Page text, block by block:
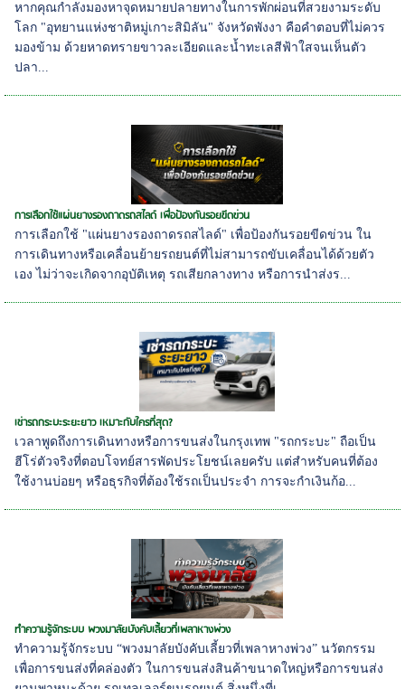
หากคุณกำลังมองหาจุดหมายปลายทางในการพักผ่อนที่สวยงามระดับ
โลก "อุทยานแห่งชาติหมู่เกาะสิมิลัน" จังหวัดพังงา คือคำตอบที่ไม่ควร
มองข้าม ด้วยหาดทรายขาวละเอียดและน้ำทะเลสีฟ้าใสจนเห็นตัว
ปลา...
การเลือกใช้แผ่นยางรองถาดรถสไลด์ เพื่อป้องกันรอยขีดข่วน
การเลือกใช้ "แผ่นยางรองถาดรถสไลด์" เพื่อป้องกันรอยขีดข่วน ใน
การเดินทางหรือเคลื่อนย้ายรถยนต์ที่ไม่สามารถขับเคลื่อนได้ด้วยตัว
เอง ไม่ว่าจะเกิดจากอุบัติเหตุ รถเสียกลางทาง หรือการนำส่งร...
เช่ารถกระบะระยะยาว เหมาะกับใครที่สุด?
เวลาพูดถึงการเดินทางหรือการขนส่งในกรุงเทพ "รถกระบะ" ถือเป็น
ฮีโร่ตัวจริงที่ตอบโจทย์สารพัดประโยชน์เลยครับ แต่สำหรับคนที่ต้อง
ใช้งานบ่อยๆ หรือธุรกิจที่ต้องใช้รถเป็นประจำ การจะกำเงินก้อ...
ทำความรู้จักระบบ พวงมาลัยบังคับเลี้ยวที่เพลาหางพ่วง
ทำความรู้จักระบบ “พวงมาลัยบังคับเลี้ยวที่เพลาหางพ่วง” นวัตกรรม
เพื่อการขนส่งที่คล่องตัว ในการขนส่งสินค้าขนาดใหญ่หรือการขนส่ง